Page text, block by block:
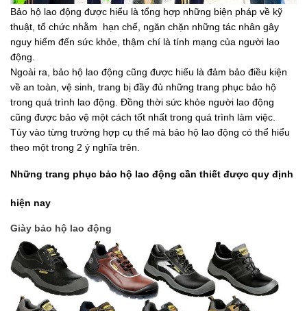
Bảo hộ lao động được hiểu là tổng hợp những biện pháp về kỹ
thuật, tổ chức nhằm  hạn chế, ngăn chặn những tác nhân gây
nguy hiểm đến sức khỏe, thậm chí là tính mạng của người lao
động.
Ngoài ra, bảo hộ lao động cũng được hiểu là đảm bảo điều kiện
về an toàn, vệ sinh, trang bị đầy đủ những trang phục bảo hộ
trong quá trình lao động. Đồng thời sức khỏe người lao động
cũng được bảo vệ một cách tốt nhất trong quá trình làm việc.
Tùy vào từng trường hợp cụ thể mà bảo hộ lao động có thể hiểu
theo một trong 2 ý nghĩa trên.
Những trang phục bảo hộ lao động cần thiết được quy định
hiện nay
Giày bảo hộ lao động